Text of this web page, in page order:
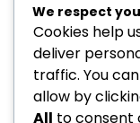
Pedoman Media
PREDIKSI BOLA
Privacy Policy
STATISTIK PEMAIN
We respect
Cookies help
deliver
traffic. You
allow by
All to consent